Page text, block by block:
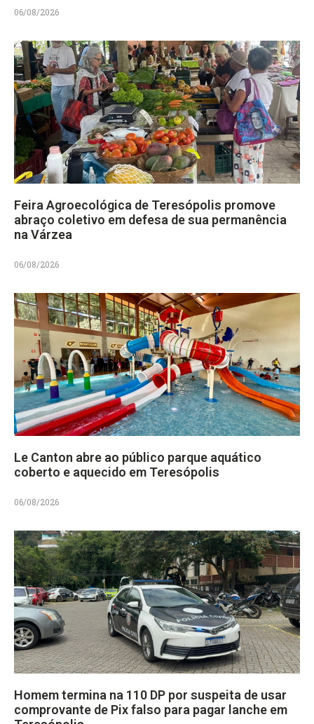
06/08/2026
Feira Agroecológica de Teresópolis promove
abraço coletivo em defesa de sua permanência
na Várzea
06/08/2026
Le Canton abre ao público parque aquático
coberto e aquecido em Teresópolis
06/08/2026
Homem termina na 110 DP por suspeita de usar
comprovante de Pix falso para pagar lanche em